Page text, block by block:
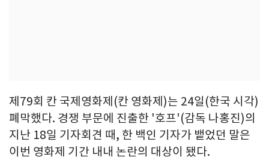
제79회 칸 국제영화제(칸 영화제)는 24일(한국 시각)
폐막했다. 경쟁 부문에 진출한 '호프'(감독 나홍진)의
지난 18일 기자회견 때, 한 백인 기자가 뱉었던 말은
이번 영화제 기간 내내 논란의 대상이 됐다.